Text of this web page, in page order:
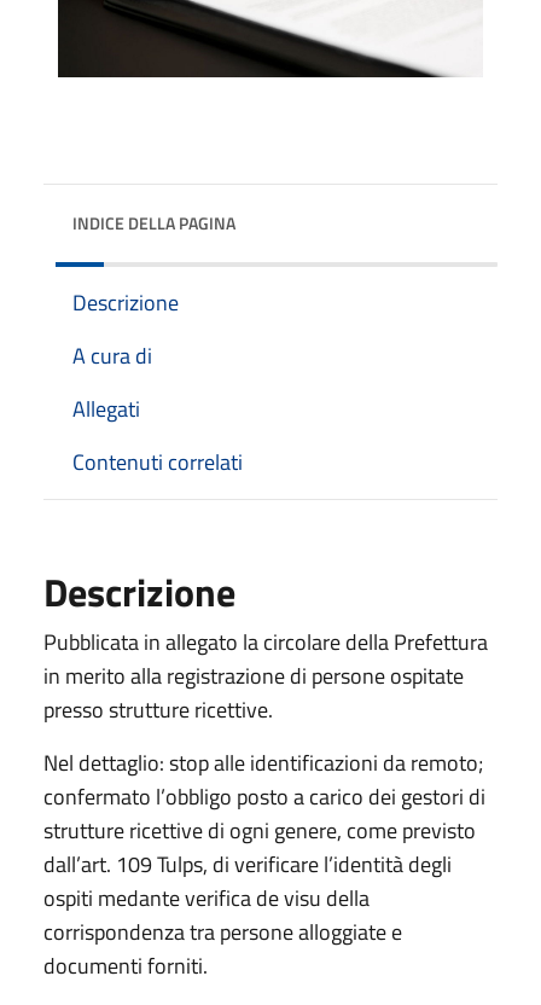
INDICE DELLA PAGINA
Descrizione
A cura di
Allegati
Contenuti correlati
Descrizione
Pubblicata in allegato la circolare della Prefettura
in merito alla registrazione di persone ospitate
presso strutture ricettive.
Nel dettaglio: stop alle identificazioni da remoto;
confermato l’obbligo posto a carico dei gestori di
strutture ricettive di ogni genere, come previsto
dall’art. 109 Tulps, di verificare l’identità degli
ospiti medante verifica de visu della
corrispondenza tra persone alloggiate e
documenti forniti.